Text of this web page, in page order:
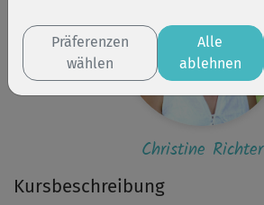
Kursbeschreibung
Christine Richter
Präferenzen
wählen
Alle
ablehnen